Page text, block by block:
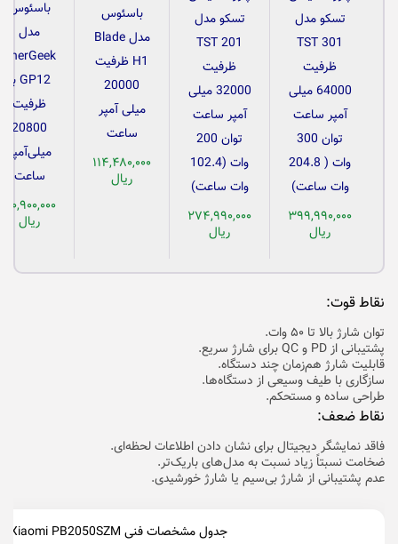
تسکو مدل
TST 301
ظرفیت
64000 میلی
آمپر ساعت
توان 300
وات ( 204.8
وات ساعت)
۳۹۹,۹۹۰,۰۰۰
ریال
تسکو مدل
TST 201
ظرفیت
32000 میلی
آمپر ساعت
توان 200
وات (102.4
وات ساعت)
۲۷۴,۹۹۰,۰۰۰
ریال
باسئوس
مدل Blade
H1 ظرفیت
20000
میلی آمپر
ساعت
۱۱۴,۴۸۰,۰۰۰
ریال
باسئوس
مدل
EnerGeek
GP12 با
ظرفیت
20800
میلی‌آمپر
ساعت
۱۱۰,۹۰۰,۰۰۰
ریال
نقاط قوت:
توان شارژ بالا تا ۵۰ وات.
پشتیبانی از PD و QC برای شارژ سریع.
قابلیت شارژ هم‌زمان چند دستگاه.
سازگاری با طیف وسیعی از دستگاه‌ها.
طراحی ساده و مستحکم.
نقاط ضعف:
فاقد نمایشگر دیجیتال برای نشان دادن اطلاعات لحظه‌ای.
ضخامت نسبتاً زیاد نسبت به مدل‌های باریک‌تر.
عدم پشتیبانی از شارژ بی‌سیم یا شارژ خورشیدی.
جدول مشخصات فنی Xiaomi PB2050SZM